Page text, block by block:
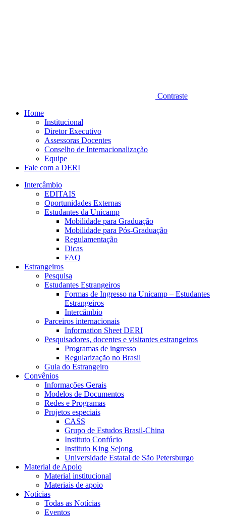
Contraste
Home
Institucional
Diretor Executivo
Assessoras Docentes
Conselho de Internacionalização
Equipe
Fale com a DERI
Intercâmbio
EDITAIS
Oportunidades Externas
Estudantes da Unicamp
Mobilidade para Graduação
Mobilidade para Pós-Graduação
Regulamentação
Dicas
FAQ
Estrangeiros
Pesquisa
Estudantes Estrangeiros
Formas de Ingresso na Unicamp – Estudantes
Estrangeiros
Intercâmbio
Parceiros internacionais
Information Sheet DERI
Pesquisadores, docentes e visitantes estrangeiros
Programas de ingresso
Regularização no Brasil
Guia do Estrangeiro
Convênios
Informações Gerais
Modelos de Documentos
Redes e Programas
Projetos especiais
CASS
Grupo de Estudos Brasil-China
Instituto Confúcio
Instituto King Sejong
Universidade Estatal de São Petersburgo
Material de Apoio
Material institucional
Materiais de apoio
Notícias
Todas as Notícias
Eventos